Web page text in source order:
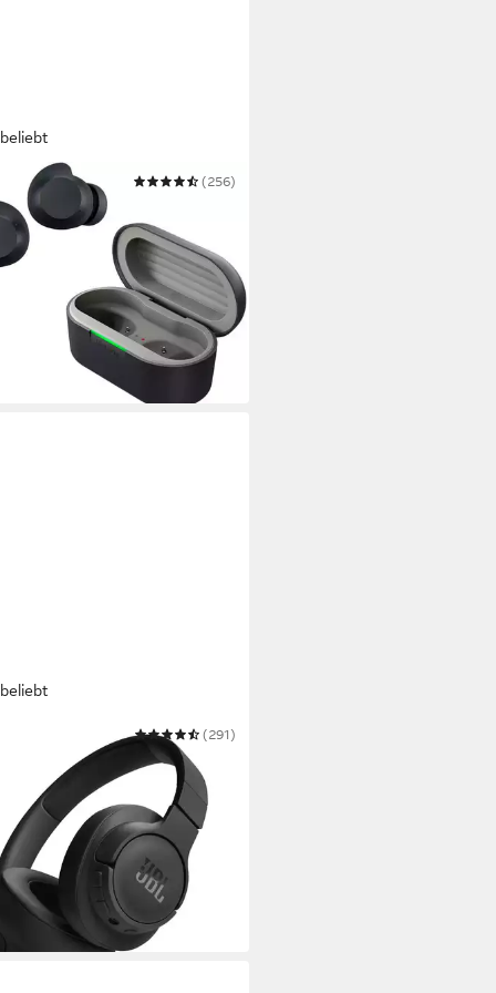
Buds Lite wireless In-Ear-
Verbindung
max. Laufzeit
im Ohr, aus Silikon
Sitzart
(256)
109,00 €
Dienstag
Werktagen bei dir
720 BT Over-Ear-Kopfhörer
Verbindung
max. Laufzeit
Gewicht
(291)
€ UVP 79,99 €
Werktagen bei dir